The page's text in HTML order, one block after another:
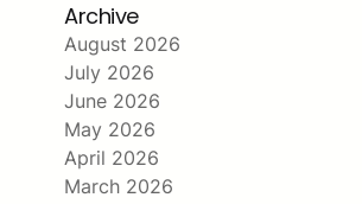
r
c
h
Archive
August 2026
July 2026
June 2026
May 2026
April 2026
March 2026